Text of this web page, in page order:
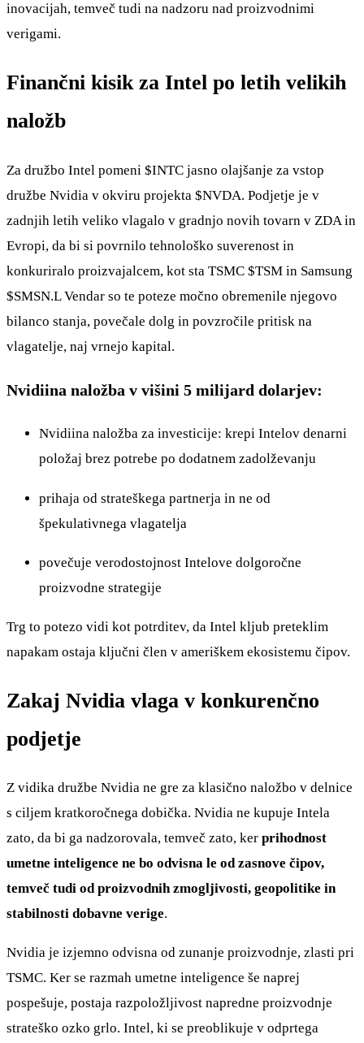
inovacijah, temveč tudi na nadzoru nad proizvodnimi
verigami.
Finančni kisik za Intel po letih velikih
naložb
Za družbo Intel pomeni $INTC jasno olajšanje za vstop
družbe Nvidia v okviru projekta $NVDA. Podjetje je v
zadnjih letih veliko vlagalo v gradnjo novih tovarn v ZDA in
Evropi, da bi si povrnilo tehnološko suverenost in
konkuriralo proizvajalcem, kot sta TSMC $TSM in Samsung
$SMSN.LVendar so te poteze močno obremenile njegovo
bilanco stanja, povečale dolg in povzročile pritisk na
vlagatelje, naj vrnejo kapital.
Nvidiina naložba v višini 5 milijard dolarjev:
Nvidiina naložba za investicije: krepi Intelov denarni
položaj brez potrebe po dodatnem zadolževanju
prihaja od strateškega partnerja in ne od
špekulativnega vlagatelja
povečuje verodostojnost Intelove dolgoročne
proizvodne strategije
Trg to potezo vidi kot potrditev, da Intel kljub preteklim
napakam ostaja ključni člen v ameriškem ekosistemu čipov.
Zakaj Nvidia vlaga v konkurenčno
podjetje
Z vidika družbe Nvidia ne gre za klasično naložbo v delnice
s ciljem kratkoročnega dobička. Nvidia ne kupuje Intela
zato, da bi ga nadzorovala, temveč zato, ker prihodnost
umetne inteligence ne bo odvisna le od zasnove čipov,
temveč tudi od proizvodnih zmogljivosti, geopolitike in
stabilnosti dobavne verige.
Nvidia je izjemno odvisna od zunanje proizvodnje, zlasti pri
TSMC. Ker se razmah umetne inteligence še naprej
pospešuje, postaja razpoložljivost napredne proizvodnje
strateško ozko grlo. Intel, ki se preoblikuje v odprtega